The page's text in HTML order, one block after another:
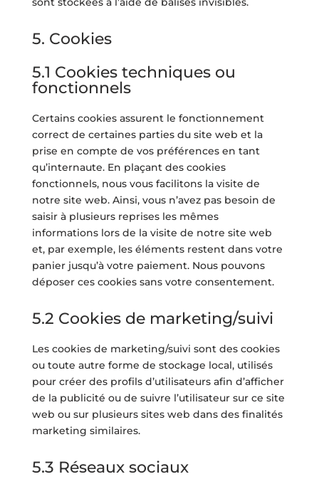
5. Cookies
5.1 Cookies techniques ou
fonctionnels
Certains cookies assurent le fonctionnement
correct de certaines parties du site web et la
prise en compte de vos préférences en tant
qu’internaute. En plaçant des cookies
fonctionnels, nous vous facilitons la visite de
notre site web. Ainsi, vous n’avez pas besoin de
saisir à plusieurs reprises les mêmes
informations lors de la visite de notre site web
et, par exemple, les éléments restent dans votre
panier jusqu’à votre paiement. Nous pouvons
déposer ces cookies sans votre consentement.
5.2 Cookies de marketing/suivi
Les cookies de marketing/suivi sont des cookies
ou toute autre forme de stockage local, utilisés
pour créer des profils d’utilisateurs afin d’afficher
de la publicité ou de suivre l’utilisateur sur ce site
web ou sur plusieurs sites web dans des finalités
marketing similaires.
5.3 Réseaux sociaux